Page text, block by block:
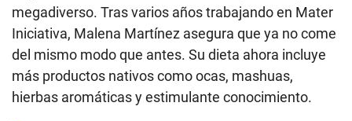
megadiverso. Tras varios años trabajando en Mater
Iniciativa, Malena Martínez asegura que ya no come
del mismo modo que antes. Su dieta ahora incluye
más productos nativos como ocas, mashuas,
hierbas aromáticas y estimulante conocimiento.